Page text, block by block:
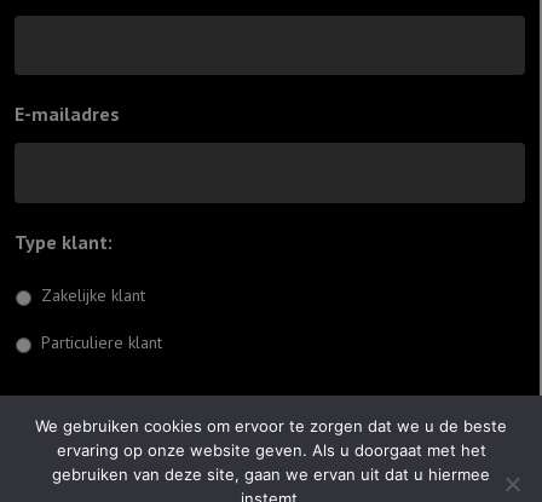
E-mailadres
Type klant:
Zakelijke klant
Particuliere klant
© 2026 Jiftach
We gebruiken cookies om ervoor te zorgen dat we u de beste
ervaring op onze website geven. Als u doorgaat met het
gebruiken van deze site, gaan we ervan uit dat u hiermee